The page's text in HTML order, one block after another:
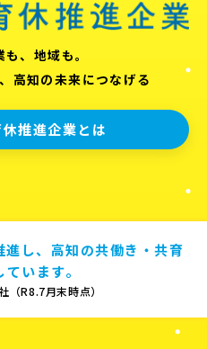
、地域も。
高知の未来につなげる
推進企業とは
し、高知の共働き・共育
います。
R8.7月末時点）